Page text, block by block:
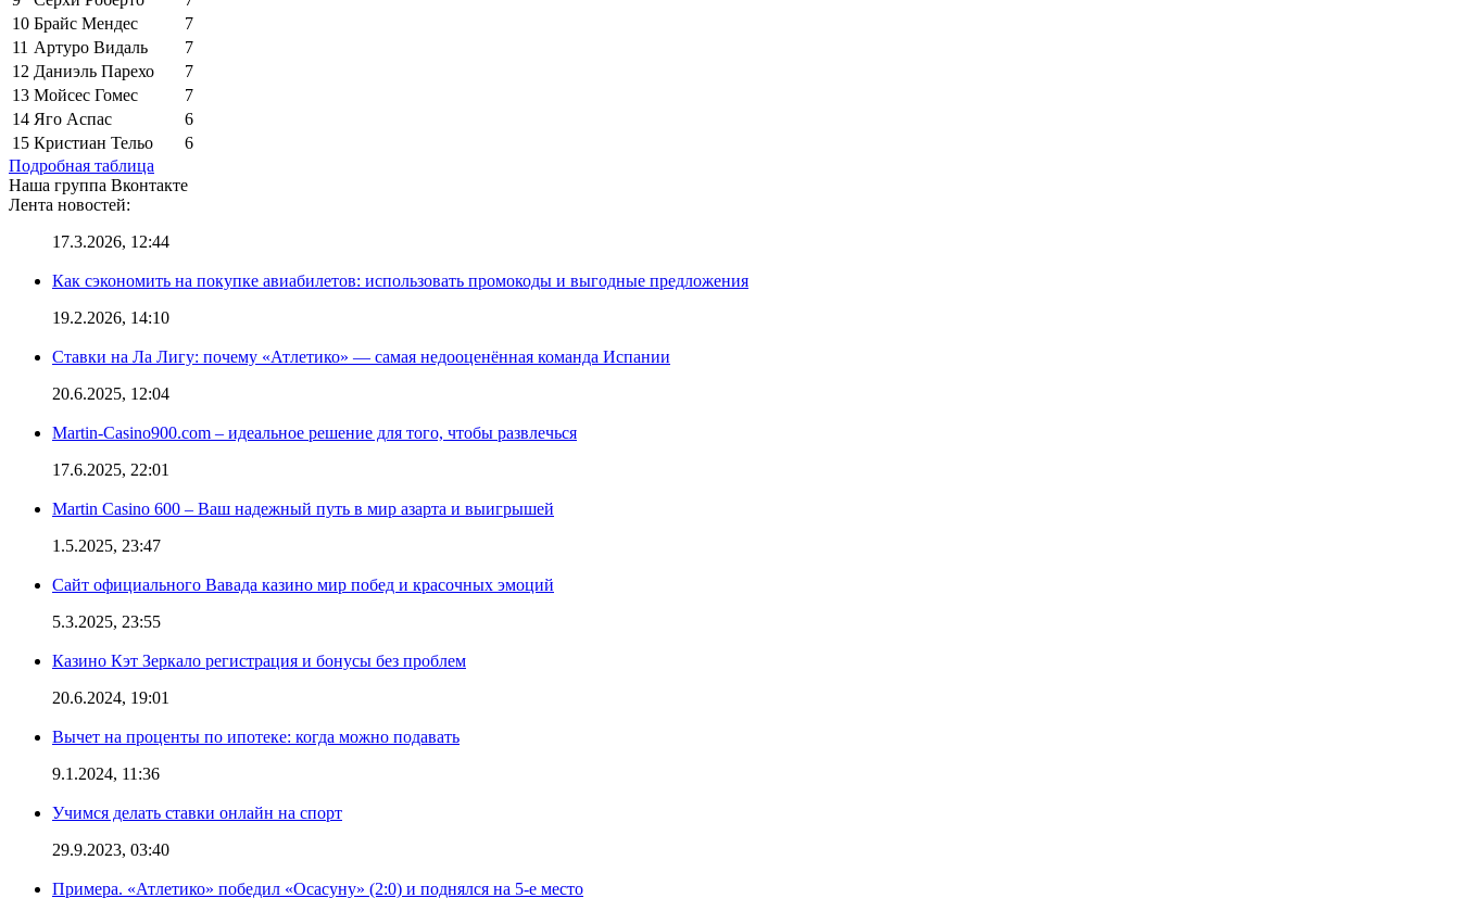
10 Брайс Мендес
7
11 Артуро Видаль
7
12 Даниэль Парехо
7
13 Мойсес Гомес
7
14 Яго Аспас
6
15 Кристиан Тельо
6
Подробная таблица
Наша группа Вконтакте
Лента новостей:
17.3.2026, 12:44
Как сэкономить на покупке авиабилетов: использовать промокоды и выгодные предложения
19.2.2026, 14:10
Ставки на Ла Лигу: почему «Атлетико» — самая недооценённая команда Испании
20.6.2025, 12:04
Martin-Casino900.com – идеальное решение для того, чтобы развлечься
17.6.2025, 22:01
Martin Casino 600 – Ваш надежный путь в мир азарта и выигрышей
1.5.2025, 23:47
Сайт официального Вавада казино мир побед и красочных эмоций
5.3.2025, 23:55
Казино Кэт Зеркало регистрация и бонусы без проблем
20.6.2024, 19:01
Вычет на проценты по ипотеке: когда можно подавать
9.1.2024, 11:36
Учимся делать ставки онлайн на спорт
29.9.2023, 03:40
Примера. «Атлетико» победил «Осасуну» (2:0) и поднялся на 5-е место